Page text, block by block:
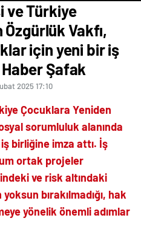
ve Türkiye
Vakfı,
için yeni bir iş
Şafak
2025 17:10
Çocuklara Yeniden
sorumluluk alanında
birliğine imza attı. İş
ortak projeler
ve risk altındaki
bırakılmadığı, hak
yönelik önemli adımlar